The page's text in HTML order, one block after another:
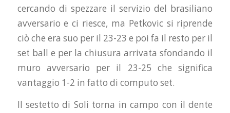
cercando di spezzare il servizio del brasiliano
avversario e ci riesce, ma Petkovic si riprende
ciò che era suo per il 23-23 e poi fa il resto per il
set ball e per la chiusura arrivata sfondando il
muro avversario per il 23-25 che significa
vantaggio 1-2 in fatto di computo set.
Il sestetto di Soli torna in campo con il dente